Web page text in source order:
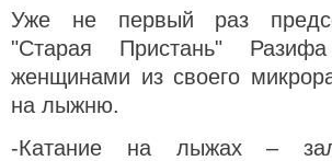
Уже не первый раз
"Старая Пристань"
женщинами из своего
на лыжню.
-Катание на лыжах –